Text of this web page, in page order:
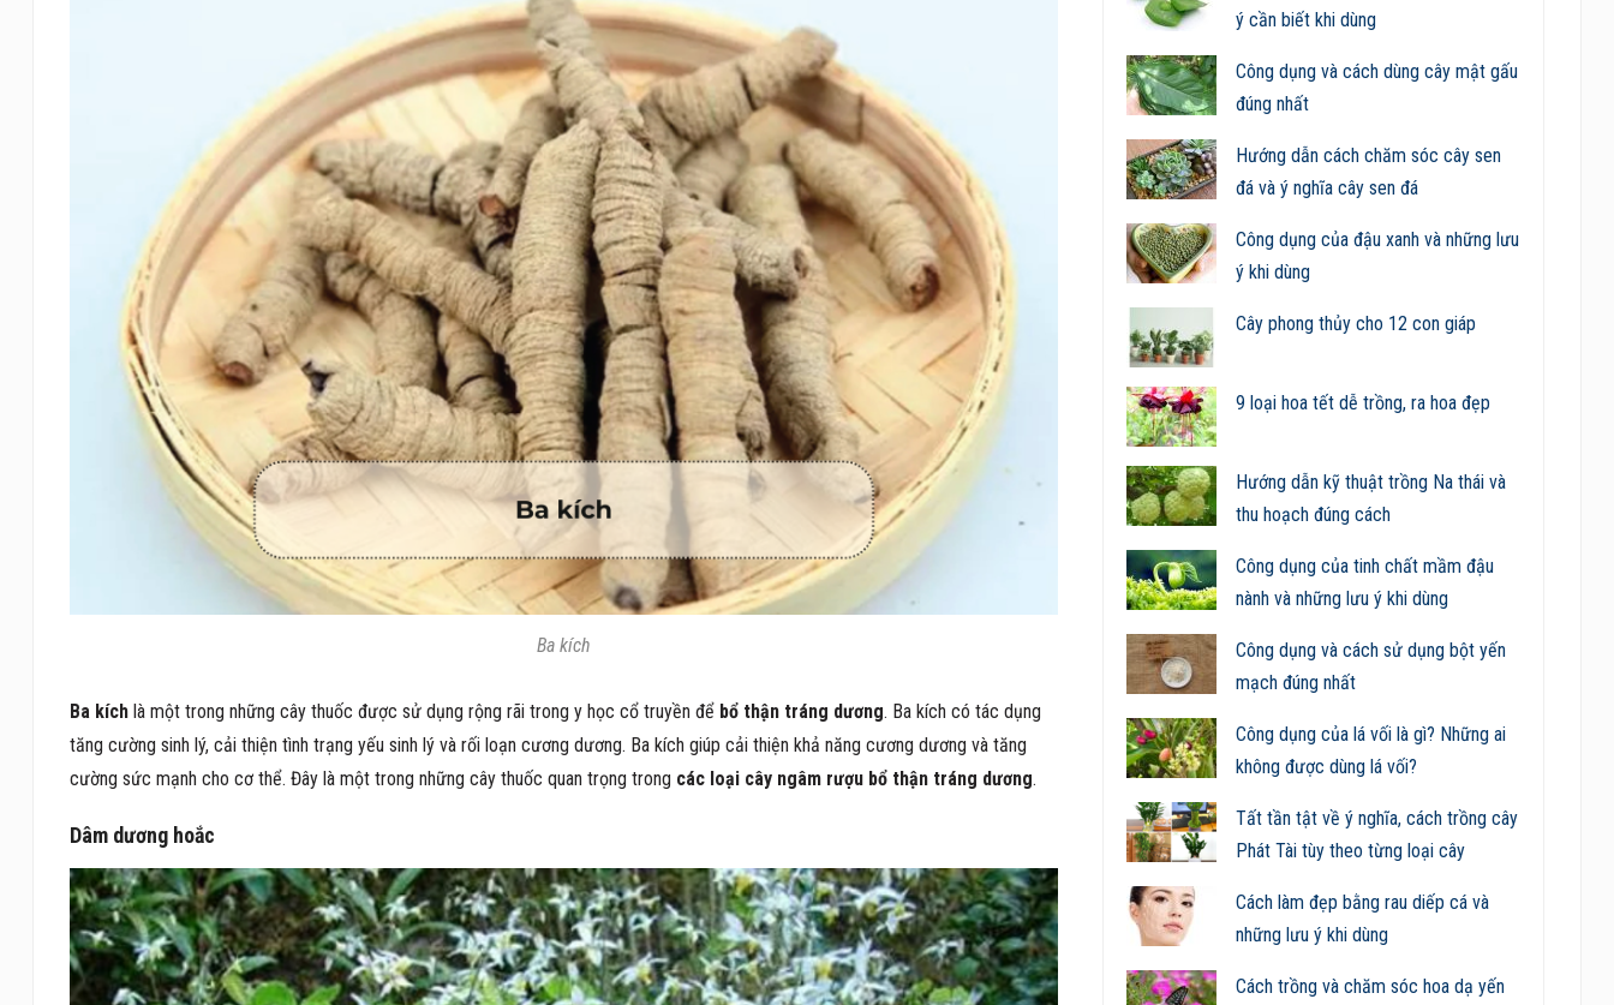
Ba kích
Ba kíchlà một trong những cây thuốc được sử dụng rộng rãi trong y học cổ truyền để bổ thận tráng dương. Ba kích có tác dụng
tăng cường sinh lý, cải thiện tình trạng yếu sinh lý và rối loạn cương dương. Ba kích giúp cải thiện khả năng cương dương và tăng
cường sức mạnh cho cơ thể. Đây là một trong những cây thuốc quan trọng trong các loại cây ngâm rượu bổ thận tráng dương.
Dâm dương hoắc
ý cần biết khi dùng
Công dụng và cách dùng cây mật gấu
đúng nhất
Hướng dẫn cách chăm sóc cây sen
đá và ý nghĩa cây sen đá
Công dụng của đậu xanh và những lưu
ý khi dùng
Cây phong thủy cho 12 con giáp
9 loại hoa tết dễ trồng, ra hoa đẹp
Hướng dẫn kỹ thuật trồng Na thái và
thu hoạch đúng cách
Công dụng của tinh chất mầm đậu
nành và những lưu ý khi dùng
Công dụng và cách sử dụng bột yến
mạch đúng nhất
Công dụng của lá vối là gì? Những ai
không được dùng lá vối?
Tất tần tật về ý nghĩa, cách trồng cây
Phát Tài tùy theo từng loại cây
Cách làm đẹp bằng rau diếp cá và
những lưu ý khi dùng
Cách trồng và chăm sóc hoa dạ yến